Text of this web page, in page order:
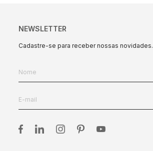
NEWSLETTER
Cadastre-se para receber nossas novidades.